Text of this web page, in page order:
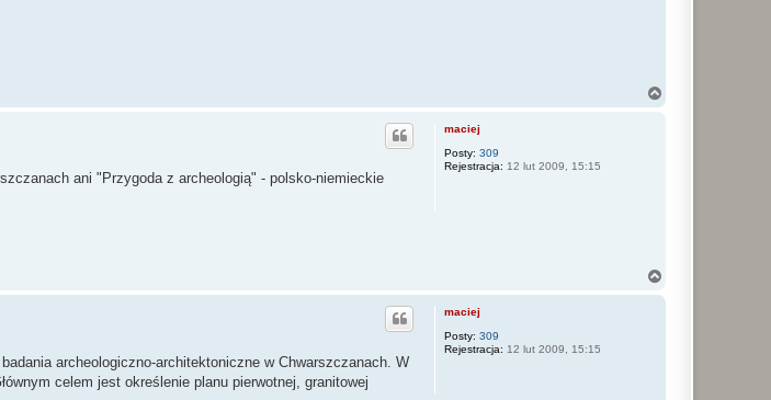
maciej
Posty: 309
Rejestracja: 12 lut 2009, 15:15
ani "Przygoda z archeologią" - polsko-niemieckie
maciej
Posty: 309
Rejestracja: 12 lut 2009, 15:15
archeologiczno-architektoniczne w Chwarszczanach. W
celem jest określenie planu pierwotnej, granitowej